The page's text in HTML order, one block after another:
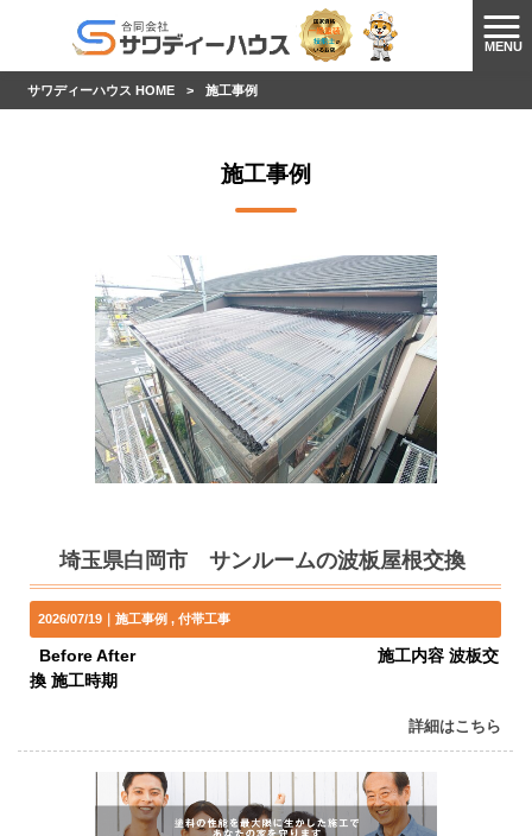
MENU
サワディーハウス HOME > 施工事例
施工事例
埼玉県白岡市 サンルームの波板屋根交換
2026/07/19｜施工事例 付帯工事
Before After 施工内容 波板交
換 施工時期
詳細はこちら